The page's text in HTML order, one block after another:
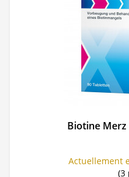
Biotine Merz
Actuellement
(3